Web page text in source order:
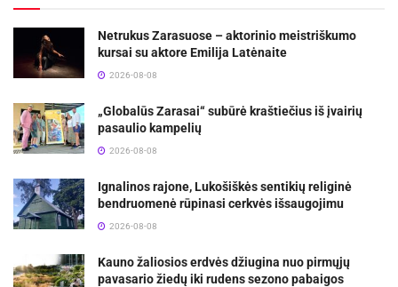
Netrukus Zarasuose – aktorinio meistriškumo
kursai su aktore Emilija Latėnaite
2026-08-08
„Globalūs Zarasai“ subūrė kraštiečius iš įvairių
pasaulio kampelių
2026-08-08
Ignalinos rajone, Lukošiškės sentikių religinė
bendruomenė rūpinasi cerkvės išsaugojimu
2026-08-08
Kauno žaliosios erdvės džiugina nuo pirmųjų
pavasario žiedų iki rudens sezono pabaigos